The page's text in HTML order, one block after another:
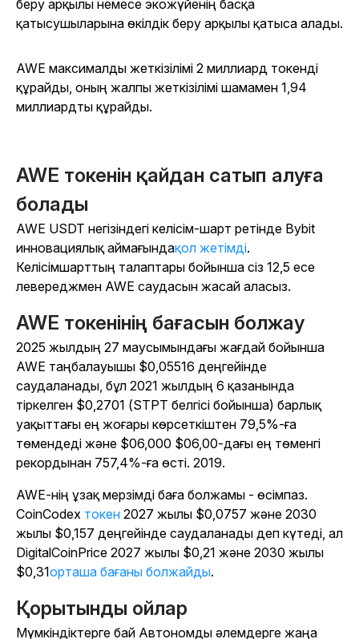
беру арқылы немесе экожүйенің басқа
қатысушыларына өкілдік беру арқылы қатыса алады.
AWE максималды жеткізілімі 2 миллиард токенді
құрайды, оның жалпы жеткізілімі шамамен 1,94
миллиардты құрайды.
AWE токенін қайдан сатып алуға
болады
AWE USDT негізіндегі келісім-шарт ретінде Bybit
инновациялық аймағындақол жетімді.
Келісімшарттың талаптары бойынша сіз 12,5 есе
левереджмен AWE саудасын жасай аласыз.
AWE токенінің бағасын болжау
2025 жылдың 27 маусымындағы жағдай бойынша
AWE таңбалауышы $0,05516 деңгейінде
саудаланады, бұл 2021 жылдың 6 қазанында
тіркелген $0,2701 (STPT белгісі бойынша) барлық
уақыттағы ең жоғары көрсеткіштен 79,5%-ға
төмендеді және $06,000 $06,00-дағы ең төменгі
рекордынан 757,4%-ға өсті. 2019.
AWE-нің ұзақ мерзімді баға болжамы - өсімпаз.
CoinCodex токен 2027 жылы $0,0757 және 2030
жылы $0,157 деңгейінде саудаланады деп күтеді, ал
DigitalCoinPrice 2027 жылы $0,21 және 2030 жылы
$0,31орташа бағаны болжайды.
Қорытынды ойлар
Мүмкіндіктерге бай Автономды әлемдерге жаңа